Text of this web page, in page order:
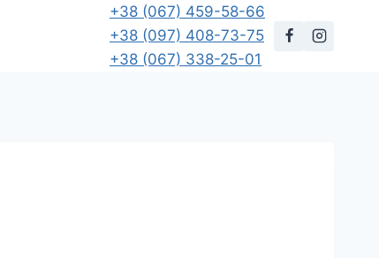
+38 (067) 459-58-66
+38 (097) 408-73-75
+38 (067) 338-25-01